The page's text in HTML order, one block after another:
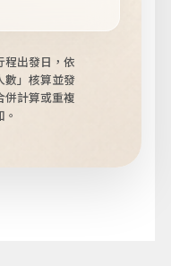
出發日，依
數」核算並發
併計算或重複